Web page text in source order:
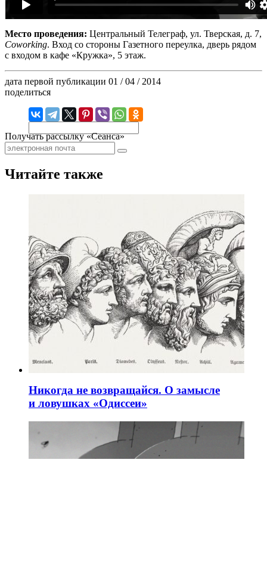
Место проведения: Центральный Телеграф, ул. Тверская, д. 7,
Coworking. Вход со стороны Газетного переулка, дверь рядом
с входом в кафе «Кружка», 5 этаж.
дата первой публикации 01 / 04 / 2014
поделиться
Получать рассылку «Сеанса»
Читайте также
Никогда не возвращайся. О замысле
и ловушках «Одиссеи»